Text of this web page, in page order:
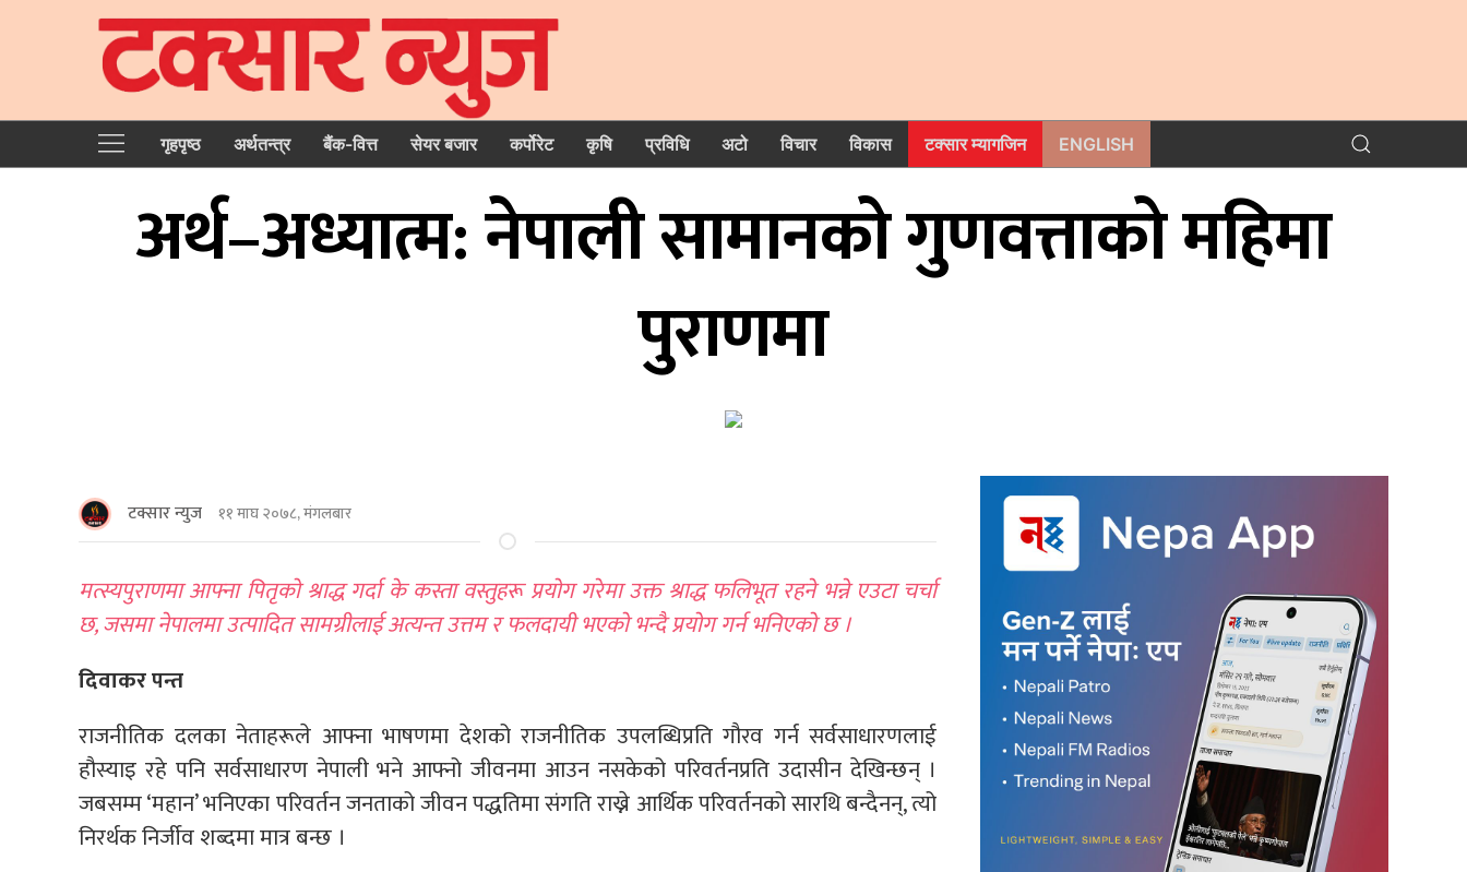
गृहपृष्‍ठ अर्थतन्त्र बैंक-वित्त सेयर बजार कर्पोरेट कृषि प्रविधि अटो विचार विकास टक्सार म्यागजिन ENGLISH
अर्थ–अध्यात्म: नेपाली सामानको गुणवत्ताको महिमा
पुराणमा
टक्सार न्युज ११ माघ २०७८, मंगलबार
मत्स्यपुराणमा आफ्ना पितृको श्राद्ध गर्दा के कस्ता वस्तुहरू प्रयोग गरेमा उक्त श्राद्ध फलिभूत रहने भन्ने एउटा चर्चा
छ, जसमा नेपालमा उत्पादित सामग्रीलाई अत्यन्त उत्तम र फलदायी भएको भन्दै प्रयोग गर्न भनिएको छ ।
दिवाकर पन्त
राजनीतिक दलका नेताहरूले आफ्ना भाषणमा देशको राजनीतिक उपलब्धिप्रति गौरव गर्न सर्वसाधारणलाई
हौस्याइ रहे पनि सर्वसाधारण नेपाली भने आफ्नो जीवनमा आउन नसकेको परिवर्तनप्रति उदासीन देखिन्छन् ।
जबसम्म ‘महान’ भनिएका परिवर्तन जनताको जीवन पद्धतिमा संगति राख्ने आर्थिक परिवर्तनको सारथि बन्दैनन्, त्यो
निरर्थक निर्जीव शब्दमा मात्र बन्छ ।